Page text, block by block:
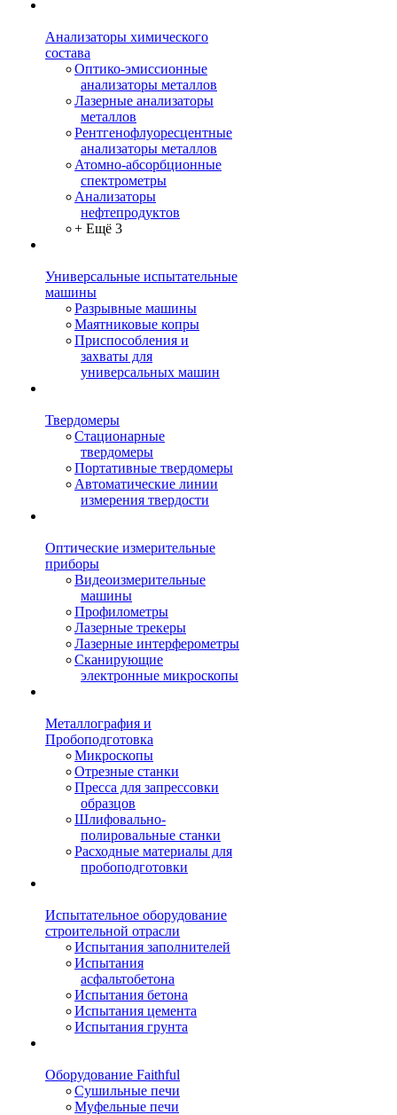
Анализаторы химического
состава
Оптико-эмиссионные
анализаторы металлов
Лазерные анализаторы
металлов
Рентгенофлуоресцентные
анализаторы металлов
Атомно-абсорбционные
спектрометры
Анализаторы
нефтепродуктов
+ Ещё 3
Универсальные испытательные
машины
Разрывные машины
Маятниковые копры
Приспособления и
захваты для
универсальных машин
Твердомеры
Стационарные
твердомеры
Портативные твердомеры
Автоматические линии
измерения твердости
Оптические измерительные
приборы
Видеоизмерительные
машины
Профилометры
Лазерные трекеры
Лазерные интерферометры
Сканирующие
электронные микроскопы
Металлография и
Пробоподготовка
Микроскопы
Отрезные станки
Пресса для запрессовки
образцов
Шлифовально-
полировальные станки
Расходные материалы для
пробоподготовки
Испытательное оборудование
строительной отрасли
Испытания заполнителей
Испытания
асфальтобетона
Испытания бетона
Испытания цемента
Испытания грунта
Оборудование Faithful
Сушильные печи
Муфельные печи